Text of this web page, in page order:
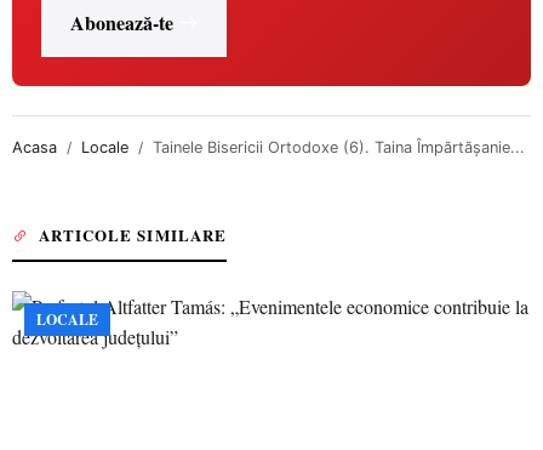
Abonează-te
Acasa Locale Tainele Bisericii Ortodoxe (6). Taina Împărtăşanie...
ARTICOLE SIMILARE
LOCALE